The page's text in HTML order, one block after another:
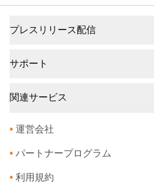
プレスリリース配信
サポート
関連サービス
• 運営会社
• パートナープログラム
• 利用規約